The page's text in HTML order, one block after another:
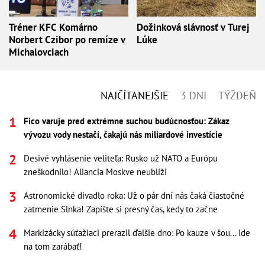
Tréner KFC Komárno
Norbert Czibor po remíze v
Michalovciach
Dožinková slávnosť v Turej
Lúke
NAJČÍTANEJŠIE 3 DNI TÝŽDEŇ
Fico varuje pred extrémne suchou budúcnosťou: Zákaz
vývozu vody nestačí, čakajú nás miliardové investície
Desivé vyhlásenie veliteľa: Rusko už NATO a Európu
zneškodnilo! Aliancia Moskve neublíži
Astronomické divadlo roka: Už o pár dní nás čaká čiastočné
zatmenie Slnka! Zapíšte si presný čas, kedy to začne
Markizácky súťažiaci prerazil ďalšie dno: Po kauze v šou... Ide
na tom zarábať!